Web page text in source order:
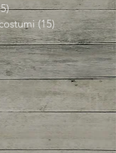
35 post
(15) 15 post
post
post